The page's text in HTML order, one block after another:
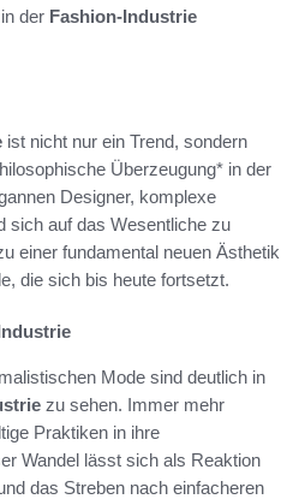
der Fashion-Industrie
ist nicht nur ein Trend, sondern
Überzeugung* in der
Designer, komplexe
sich auf das Wesentliche zu
einer fundamental neuen Ästhetik
die sich bis heute fortsetzt.
Mode sind deutlich in
zu sehen. Immer mehr
Praktiken in ihre
Wandel lässt sich als Reaktion
das Streben nach einfacheren